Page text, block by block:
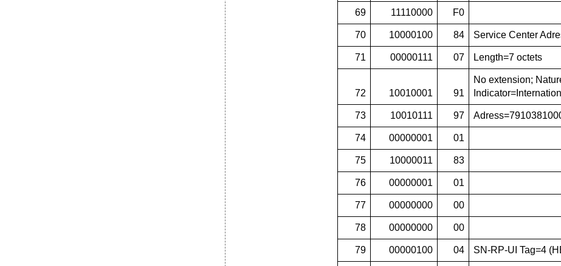
69 11110000 F0
70 10000100 84 Service Center
71 00000111 07 Length=7 octets
72 10010001 91
No extension;
73 10010111 97
74 00000001 01
75 10000011 83
76 00000001 01
77 00000000 00
78 00000000 00
79 00000100 04 SN-RP-UI Tag=4